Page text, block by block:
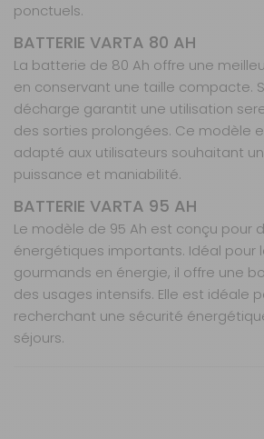
ponctuels.
BATTERIE VARTA 80 AH
La batterie de 80 Ah offre une
en conservant une taille compacte.
décharge garantit une utilisation
des sorties prolongées. Ce modèle
adapté aux utilisateurs souhaitant
puissance et maniabilité.
BATTERIE VARTA 95 AH
Le modèle de 95 Ah est conçu pour
énergétiques importants. Idéal pour
gourmands en énergie, il offre une
des usages intensifs. Elle est idéale
recherchant une sécurité
séjours.